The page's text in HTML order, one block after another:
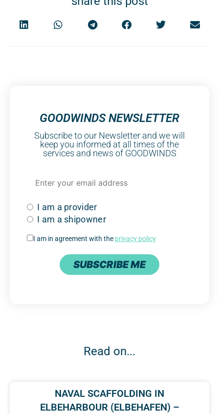
GOODWINDS NEWSLETTER
Subscribe to our Newsletter and we will
keep you informed at all times of the
services and news of GOODWINDS
I am a provider
I am a shipowner
I am in agreement with the privacy policy
SUBSCRIBE ME
Read on...
NAVAL SCAFFOLDING IN
ELBEHARBOUR (ELBEHAFEN) –